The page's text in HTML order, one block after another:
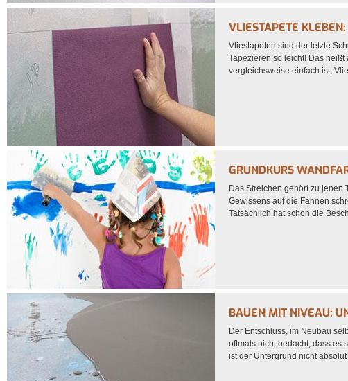
VLIESTAPETE
Vliestapeten sind der letzte
Tapezieren so leicht! Das
vergleichsweise einfach ist,
GRUNDKURS
Das Streichen gehört zu jenen
Gewissens auf die Fahnen
Tatsächlich hat schon die
BAUEN MIT NIVEAU:
Der Entschluss, im Neubau
oftmals nicht bedacht, dass es
ist der Untergrund nicht